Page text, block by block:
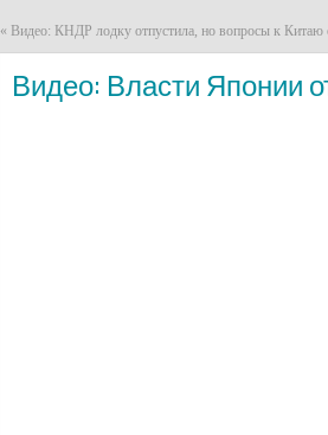
« Видео: КНДР лодку отпустила, но вопросы к Китаю
Видео: Власти Японии